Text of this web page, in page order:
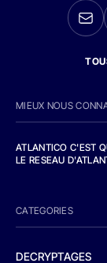
MIEUX NOUS
ATLANTICO C'EST
LE RESEAU
CATEGORIES
DECRYPTAGES